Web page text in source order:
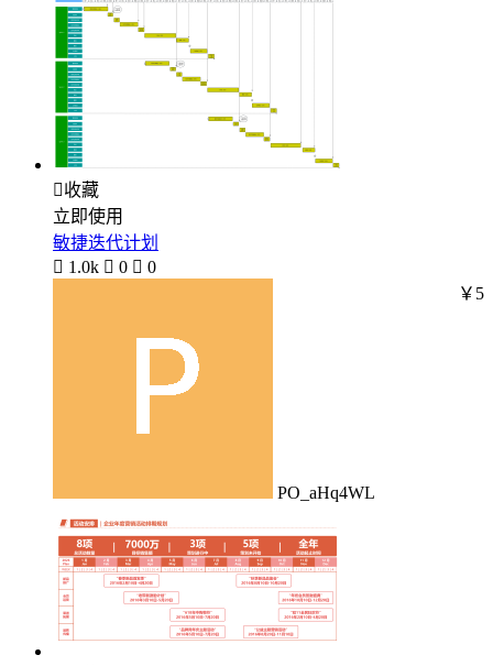
收藏
立即使用
敏捷迭代计划
 1.0k  0  0
PO_aHq4WL
￥5